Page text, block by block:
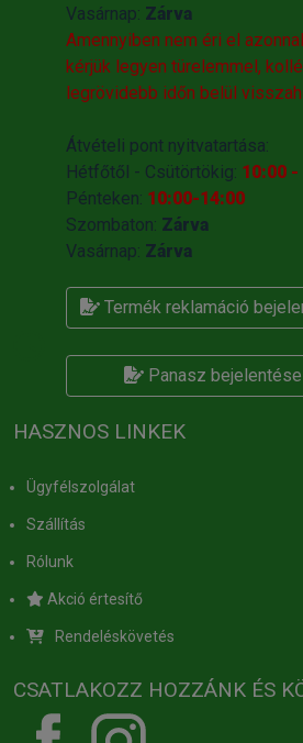
Vasárnap: Zárva
Amennyiben nem éri el
kérjük legyen türelemmel,
legrövidebb időn belül
Átvételi pont nyitvatartása:
Hétfőtől - Csütörtökig: 10:00 -
Pénteken: 10:00-14:00
Szombaton: Zárva
Vasárnap: Zárva
Termék reklamáció
Panasz bejelentése
HASZNOS LINKEK
Ügyfélszolgálat
Szállítás
Rólunk
Akció értesítő
Rendeléskövetés
CSATLAKOZZ HOZZÁNK ÉS